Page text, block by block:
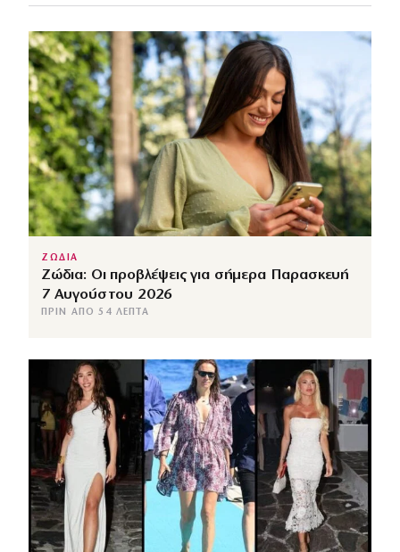
ΖΩΔΙΑ
Ζώδια: Οι προβλέψεις για σήμερα Παρασκευή
7 Αυγούστου 2026
ΠΡΙΝ ΑΠΌ 54 ΛΕΠΤΆ